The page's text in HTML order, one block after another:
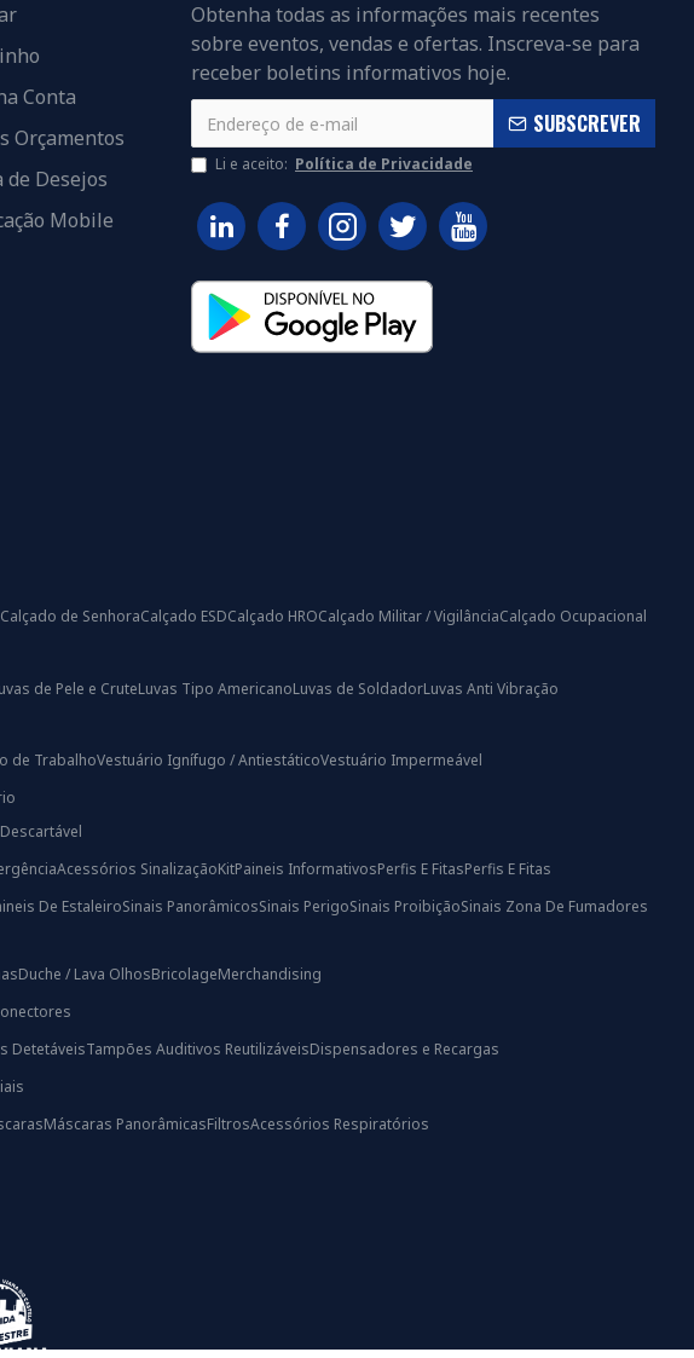
Conta
Orçamentos
de Desejos
Mobile
Obtenha todas as informações mais recentes
sobre eventos, vendas e ofertas. Inscreva-se para
receber boletins informativos hoje.
SUBSCREVER
Li e aceito: Política de Privacidade
Calçado de SenhoraCalçado ESDCalçado HROCalçado Militar / VigilânciaCalçado Ocupacional
de Pele e CruteLuvas Tipo AmericanoLuvas de SoldadorLuvas Anti Vibração
de TrabalhoVestuário Ignífugo / AntiestáticoVestuário Impermeável
Acessórios SinalizaçãoKitPaineis InformativosPerfis E FitasPerfis E Fitas
De EstaleiroSinais PanorâmicosSinais PerigoSinais ProibiçãoSinais Zona De Fumadores
Duche / Lava OlhosBricolageMerchandising
DetetáveisTampões Auditivos ReutilizáveisDispensadores e Recargas
Máscaras PanorâmicasFiltrosAcessórios Respiratórios